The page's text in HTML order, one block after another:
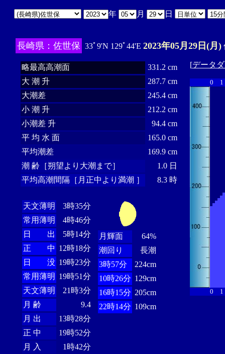
年 月 日
長崎県：佐世保 33ﾟ9'N 129ﾟ44'E 2023年05月29日(月)
略最高高潮面
331.2 cm
大 潮 升
287.7 cm
大潮差
245.4 cm
小 潮 升
212.2 cm
小潮差 升
94.4 cm
平 均 水 面
165.0 cm
平均潮差
169.9 cm
潮 齢［朔望より大潮まで］
1.0 日
平均高潮間隔［月正中より満潮 ］
8.3 時
天文薄明
3時35分
常用薄明
4時46分
日 出
5時14分
正 中 12時18分
日 没 19時23分
常用薄明 19時51分
天文薄明
21時3分
月 齢
9.4
月 出
13時28分
正 中
19時52分
月 入
1時42分
月輝面
64%
潮回り
長潮
3時57分
224cm
10時26分 129cm
16時15分 205cm
22時14分 109cm
[データ
0 1
0 1